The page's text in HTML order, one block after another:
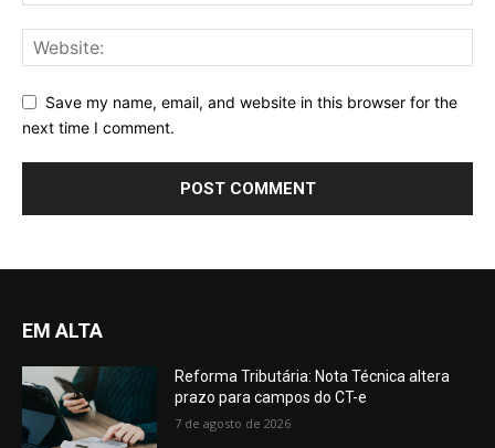
Save my name, email, and website in this browser for the
next time I comment.
EM ALTA
Reforma Tributária: Nota Técnica altera
prazo para campos do CT-e
7 de agosto de 2026